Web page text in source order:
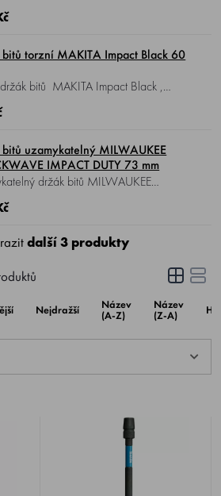
IMPACT DUTY , délka 152
torzní MAKITA Impact Black 60
bitů MAKITA Impact Black ,
délka 60 mm, uchycení HEX
uzamykatelný MILWAUKEE
IMPACT DUTY 73 mm
držák bitů MILWAUKEE
IMPACT DUTY , délka 73 mm,
další 3 produkty
Nejdražší
Název
(A-Z)
Název
(Z-A)